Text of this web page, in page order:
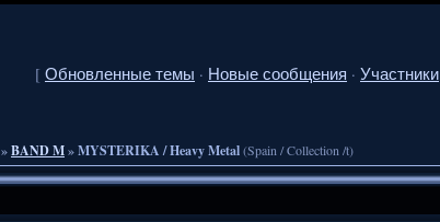
[ Обновленные темы · Новые сообщения · Участники
»BAND M»MYSTERIKA / Heavy Metal(Spain / Collection /t)